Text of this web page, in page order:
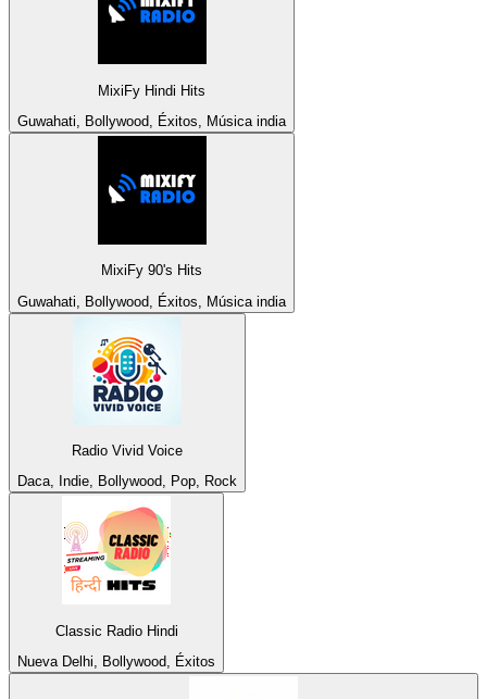
MixiFy Hindi Hits
Guwahati, Bollywood, Éxitos, Música india
MixiFy 90's Hits
Guwahati, Bollywood, Éxitos, Música india
Radio Vivid Voice
Daca, Indie, Bollywood, Pop, Rock
Classic Radio Hindi
Nueva Delhi, Bollywood, Éxitos